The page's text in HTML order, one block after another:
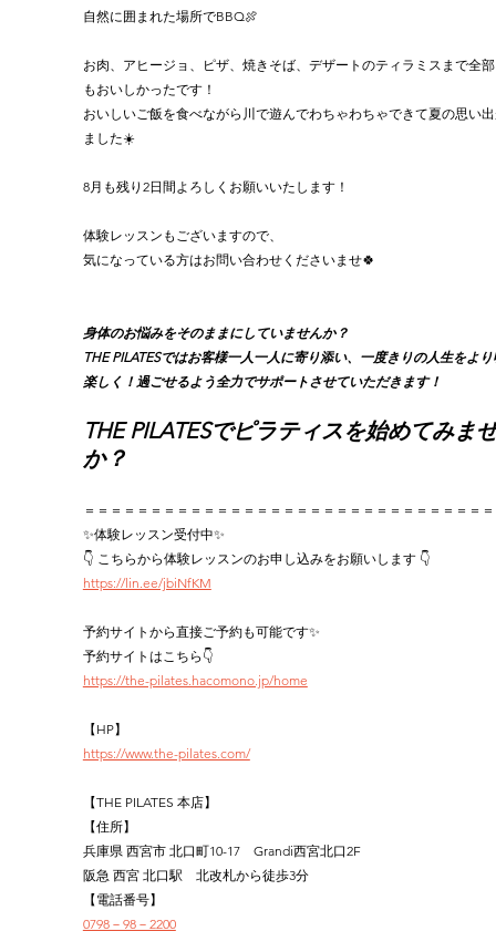
自然に囲まれた場所でBBQ🍖
お肉、アヒージョ、ピザ、焼きそば、デザートのティラミスまで全
もおいしかったです！
おいしいご飯を食べながら川で遊んでわちゃわちゃできて夏の思い
ました☀️
8月も残り2日間よろしくお願いいたします！
体験レッスンもございますので、
気になっている方はお問い合わせくださいませ🍀
身体のお悩みをそのままにしていませんか？
THE PILATESではお客様一人一人に寄り添い、一度きりの人生をよ
楽しく！過ごせるよう全力でサポートさせていただきます！
THE PILATESでピラティスを始めてみま
か？
＝＝＝＝＝＝＝＝＝＝＝＝＝＝＝＝＝＝＝＝＝＝＝＝＝＝＝＝＝＝
✨体験レッスン受付中✨
👇 こちらから体験レッスンのお申し込みをお願いします 👇
https://lin.ee/jbiNfKM
予約サイトから直接ご予約も可能です✨
予約サイトはこちら👇
https://the-pilates.hacomono.jp/home
【HP】
https://www.the-pilates.com/
【THE PILATES 本店】
【住所】
兵庫県 西宮市 北口町10-17　Grandi西宮北口2F
阪急 西宮 北口駅　北改札から徒歩3分
【電話番号】
0798－98－2200